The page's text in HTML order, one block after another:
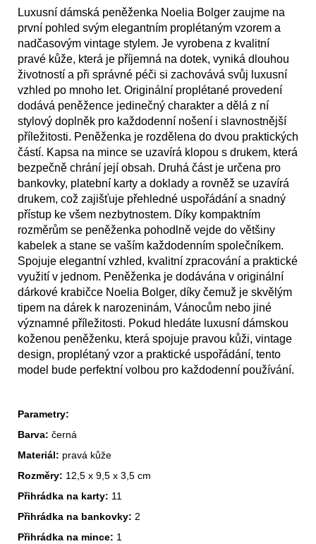
Luxusní dámská peněženka Noelia Bolger zaujme na
první pohled svým elegantním proplétaným vzorem a
nadčasovým vintage stylem. Je vyrobena z kvalitní
pravé kůže, která je příjemná na dotek, vyniká dlouhou
životností a při správné péči si zachovává svůj luxusní
vzhled po mnoho let. Originální proplétané provedení
dodává peněžence jedinečný charakter a dělá z ní
stylový doplněk pro každodenní nošení i slavnostnější
příležitosti. Peněženka je rozdělena do dvou praktických
částí. Kapsa na mince se uzavírá klopou s drukem, která
bezpečně chrání její obsah. Druhá část je určena pro
bankovky, platební karty a doklady a rovněž se uzavírá
drukem, což zajišťuje přehledné uspořádání a snadný
přístup ke všem nezbytnostem. Díky kompaktním
rozměrům se peněženka pohodlně vejde do většiny
kabelek a stane se vaším každodenním společníkem.
Spojuje elegantní vzhled, kvalitní zpracování a praktické
využití v jednom. Peněženka je dodávána v originální
dárkové krabičce Noelia Bolger, díky čemuž je skvělým
tipem na dárek k narozeninám, Vánocům nebo jiné
významné příležitosti. Pokud hledáte luxusní dámskou
koženou peněženku, která spojuje pravou kůži, vintage
design, proplétaný vzor a praktické uspořádání, tento
model bude perfektní volbou pro každodenní používání.
Parametry:
Barva: černá
Materiál: pravá kůže
Rozměry: 12,5 x 9,5 x 3,5 cm
Přihrádka na karty: 11
Přihrádka na bankovky: 2
Přihrádka na mince: 1